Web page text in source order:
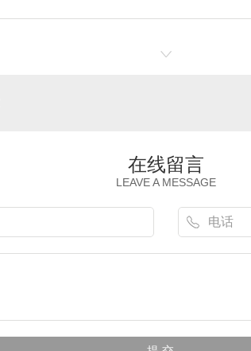
在线留言
LEAVE A MESSAGE